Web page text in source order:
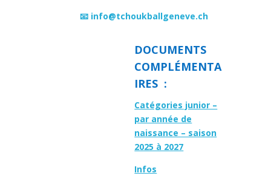
📧 info@tchoukballgeneve.ch
DOCUMENTS
COMPLÉMENTA
IRES :
Catégories junior –
par année de
naissance – saison
2025 à 2027
Infos